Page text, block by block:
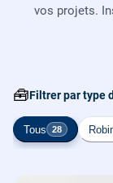
vos projets.
🧰Filtrer par type
Tous 28